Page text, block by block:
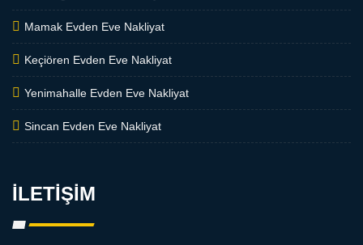
Mamak Evden Eve Nakliyat
Keçiören Evden Eve Nakliyat
Yenimahalle Evden Eve Nakliyat
Sincan Evden Eve Nakliyat
İLETİŞİM